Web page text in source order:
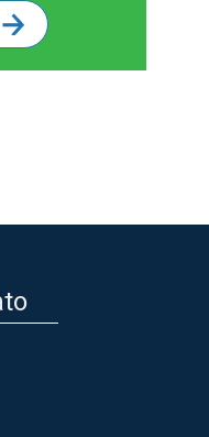
por até 6